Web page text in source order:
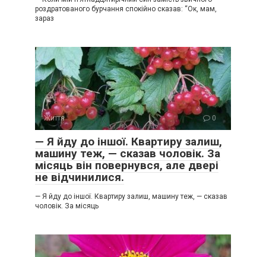
роздратованого бурчання спокійно сказав: “Ок, мам,
зараз
Життя 0
— Я йду до іншої. Квартиру залиш,
машину теж, — сказав чоловік. За
місяць він повернувся, але двері
не відчинилися.
— Я йду до іншої. Квартиру залиш, машину теж, — сказав
чоловік. За місяць